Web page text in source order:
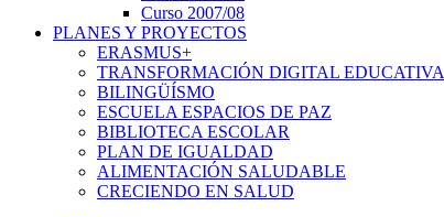
Curso 2007/08
PLANES Y PROYECTOS
ERASMUS+
TRANSFORMACIÓN DIGITAL EDUCATIVA
BILINGÜÍSMO
ESCUELA ESPACIOS DE PAZ
BIBLIOTECA ESCOLAR
PLAN DE IGUALDAD
ALIMENTACIÓN SALUDABLE
CRECIENDO EN SALUD